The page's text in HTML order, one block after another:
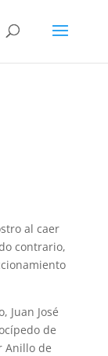
al caer
contrario,
Juan José
de
Anillo de